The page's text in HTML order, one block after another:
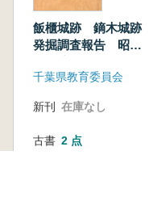
飯櫃城跡 鏑木城跡
発掘調査報告 昭和
千葉県教育委員会
新刊 在庫なし
古書 2 点